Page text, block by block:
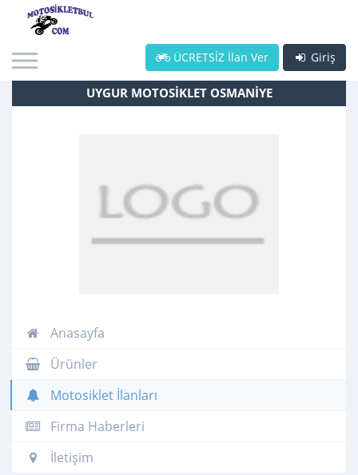
Giriş
ÜCRETSİZ İlan Ver
UYGUR MOTOSİKLET OSMANİYE
Anasayfa
Ürünler
Motosiklet İlanları
Firma Haberleri
İletişim